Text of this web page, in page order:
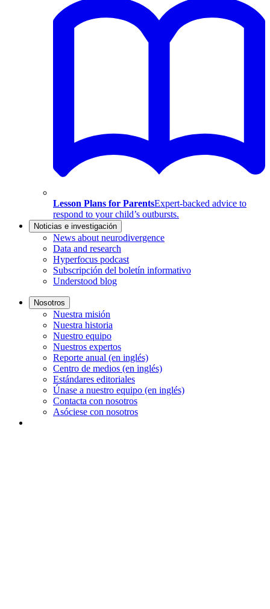
Lesson Plans for ParentsExpert-backed advice to
respond to your child’s outbursts.
Noticias e investigación
News about neurodivergence
Data and research
Hyperfocus podcast
Subscripción del boletín informativo
Understood blog
Nosotros
Nuestra misión
Nuestra historia
Nuestro equipo
Nuestros expertos
Reporte anual (en inglés)
Centro de medios (en inglés)
Estándares editoriales
Únase a nuestro equipo (en inglés)
Contacta con nosotros
Asóciese con nosotros